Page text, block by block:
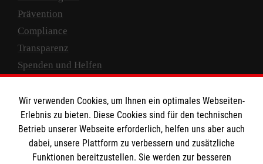
Prävention
Compliance
Transparenz
Spenden und Helfen
Empfänger: Malteser Hilfsdienst e.V.
IBAN: DE10 3706 0120 1201 2000 12
BIC: GENODED 1PA7
Wir verwenden Cookies, um Ihnen ein optimales Webseiten-
Erlebnis zu bieten. Diese Cookies sind für den technischen
Betrieb unserer Webseite erforderlich, helfen uns aber auch
dabei, unsere Plattform zu verbessern und zusätzliche
Funktionen bereitzustellen. Sie werden zur besseren